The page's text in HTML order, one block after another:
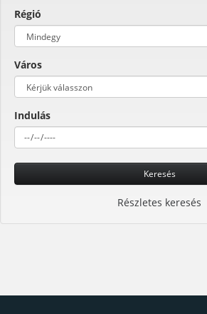
Régió
Város
Indulás
Keresés
Részletes keresés